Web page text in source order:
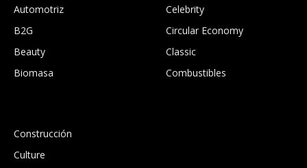
Automotriz
B2G
Beauty
Biomasa
Celebrity
Circular Economy
Classic
Combustibles
Construcción
Culture